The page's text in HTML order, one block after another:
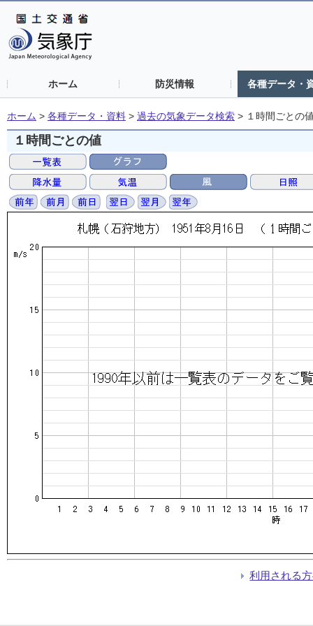
ホーム 防災情報 各種データ・
ホーム > 各種データ・資料 > 過去の気象データ検索 > １時間ごとの
１時間ごとの値
利用される